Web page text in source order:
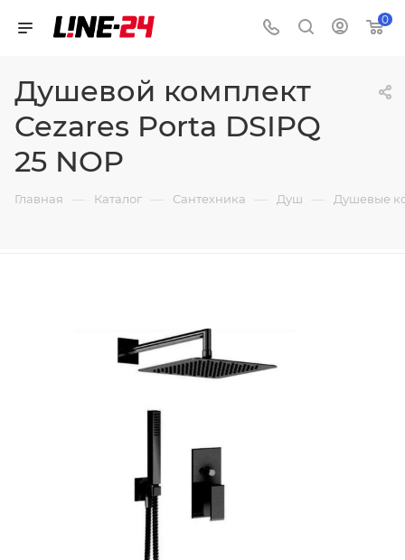
0
Душевой комплект
Cezares Porta DSIPQ
25 NOP
Главная — Каталог — Сантехника — Душ — Душевые